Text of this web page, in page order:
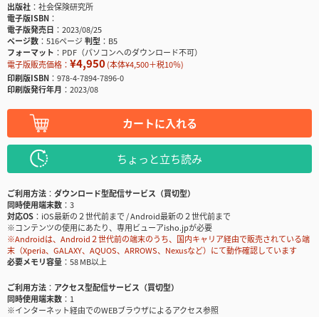
出版社
社会保険研究所
電子版ISBN
電子版発売日
2023/08/25
ページ数
516ページ判型
B5
フォーマット
PDF（パソコンへのダウンロード不可）
電子版販売価格： ¥4,950(本体¥4,500＋税10％)
印刷版ISBN
978-4-7894-7896-0
印刷版発行年月
2023/08
カートに入れる
ちょっと立ち読み
ご利用方法
ダウンロード型配信サービス（買切型）
同時使用端末数
3
対応OS
iOS最新の２世代前まで / Android最新の２世代前まで
※コンテンツの使用にあたり、専用ビューアisho.jpが必要
※Androidは、Android２世代前の端末のうち、国内キャリア経由で販売されている端
末（Xperia、GALAXY、AQUOS、ARROWS、Nexusなど）にて動作確認しています
必要メモリ容量
58 MB以上
ご利用方法
アクセス型配信サービス（買切型）
同時使用端末数
1
※インターネット経由でのWEBブラウザによるアクセス参照